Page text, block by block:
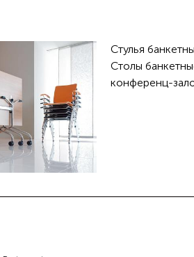
Стулья
Столы
конференц-